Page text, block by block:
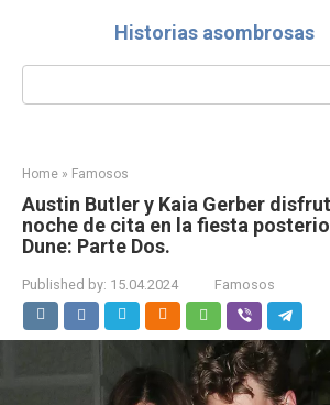
Historias asombrosas
Search:
Home » Famosos
Austin Butler y Kaia Gerber
noche de cita en la fiesta
Dune: Parte Dos.
Published by: 15.04.2024 Famosos